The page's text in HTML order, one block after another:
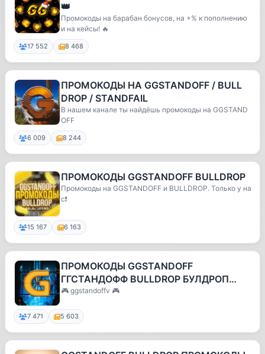
👑
Промокоды на барабан бонусов, на +% к пополнению
и на кейсы! 🔥
17 552 8 468
ПРОМОКОДЫ НА GGSTANDOFF / BULL
DROP / STANDFAIL
В нашем канале ты найдёшь промокоды на GGSTAND
OFF
6 009 8 244
ПРОМОКОДЫ GGSTANDOFF BULLDROP
Промокоды на GGSTANDOFF и BULLDROP. Только у на
с❗️
15 167 6 163
ПРОМОКОДЫ GGSTANDOFF
ГГСТАНДОФФ BULLDROP БУЛДРОП
БУЛЛДРОП BULDROP
🎮 ggstandoffv 🎮
7 471 5 603